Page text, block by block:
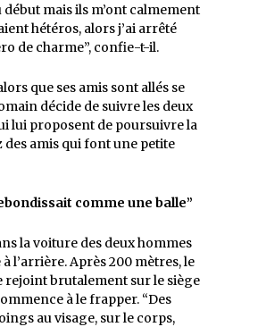
début mais ils m’ont calmement
hétéros, alors j’ai arrêté
de charme”, confie-t-il.
que ses amis sont allés se
décide de suivre les deux
lui proposent de poursuivre la
des amis qui font une petite
comme une balle”
la voiture des deux hommes
à l’arrière. Après 200 mètres, le
rejoint brutalement sur le siège
à le frapper. “Des
au visage, sur le corps,